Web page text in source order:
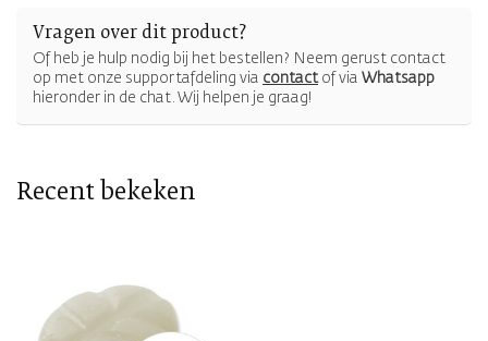
Vragen over dit product?
Of heb je hulp nodig bij het bestellen? Neem gerust contact
op met onze supportafdeling via contactof via Whatsapp
hieronder in de chat. Wij helpen je graag!
Recent bekeken